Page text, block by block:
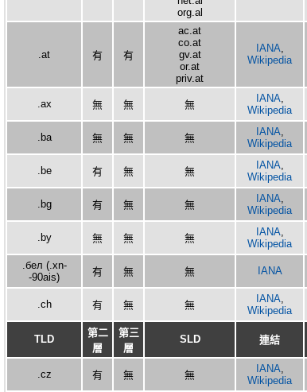
org.al
.at 有 有
ac.at
co.at
gv.at
or.at
priv.at
IANA
Wikipedia
.ax 無 無 無
IANA,
Wikipedia
.ba 無 無 無
IANA
Wikipedia
.be 有 無 無
IANA,
Wikipedia
.bg 有 無 無
IANA
Wikipedia
.by 無 無 無
IANA,
Wikipedia
.бел (.xn-
-90ais)
有 無 無 IANA
.ch 有 無 無
IANA,
Wikipedia
TLD
第二
層
第三
層
SLD 連結
.cz 有 無 無
IANA
Wikipedia